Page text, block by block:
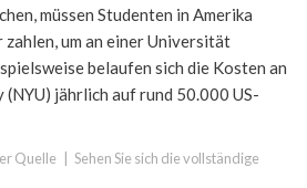
müssen Studenten in Amerika
um an einer Universität
belaufen sich die Kosten an
jährlich auf rund 50.000 US-
Quelle Sehen Sie sich die vollständige